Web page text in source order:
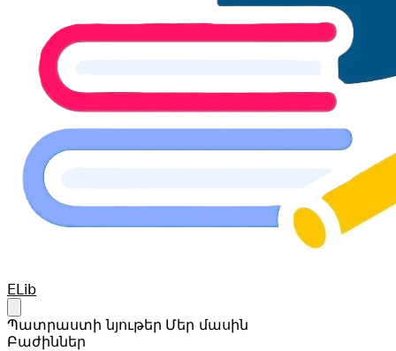
Your Company
ELib
Պատրաստի նյութեր Մեր մասին
Բաժիններ